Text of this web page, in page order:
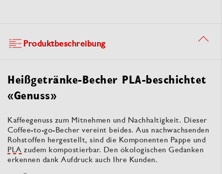
Produktbeschreibung
Heißgetränke-Becher PLA-beschichtet
«Genuss»
Kaffeegenuss zum Mitnehmen und Nachhaltigkeit. Dieser
Coffee-to-go-Becher vereint beides. Aus nachwachsenden
Rohstoffen hergestellt, sind die Komponenten Pappe und
PLA zudem kompostierbar. Den ökologischen Gedanken
erkennen dank Aufdruck auch Ihre Kunden.